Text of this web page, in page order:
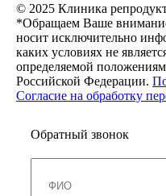
© 2025 Клиника
*Обращаем Ваше
носит исключительно
каких условиях не
определяемой
Российской Федерации.
Согласие на обработку
Обратный звонок